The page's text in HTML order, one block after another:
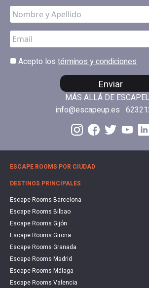
Acepto los términos y condiciones
Enviar
MÁS ALLÁ DE
info@escapeup.es
ESCAPE ROOMS POR CIUDAD
DESTINOS PRINCIPALES
Escape Rooms Barcelona
Escape Rooms Bilbao
Escape Rooms Gijón
Escape Rooms Girona
Escape Rooms Granada
Escape Rooms Madrid
Escape Rooms Málaga
Escape Rooms Valencia